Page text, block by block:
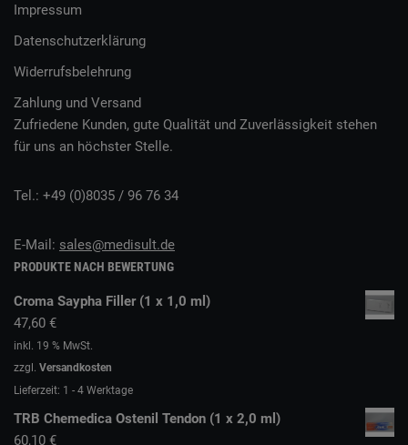
Impressum
Datenschutzerklärung
Widerrufsbelehrung
Zahlung und Versand
Zufriedene Kunden, gute Qualität und Zuverlässigkeit stehen
für uns an höchster Stelle.
Tel.: +49 (0)8035 / 96 76 34
E-Mail: sales@medisult.de
PRODUKTE NACH BEWERTUNG
Croma Saypha Filler (1 x 1,0 ml)
47,60 €
inkl. 19 % MwSt.
zzgl. Versandkosten
Lieferzeit: 1 - 4 Werktage
TRB Chemedica Ostenil Tendon (1 x 2,0 ml)
60,10 €